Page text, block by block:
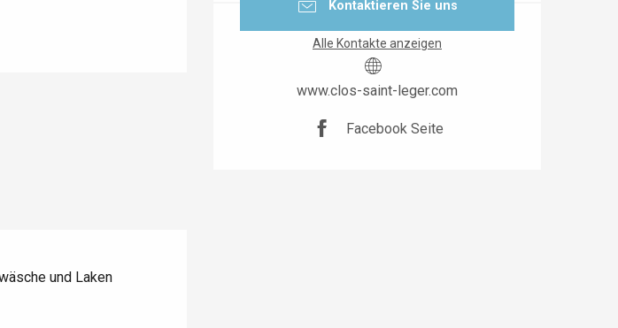
Kontaktieren Sie uns
Alle Kontakte anzeigen
www.clos-saint-leger.com
Facebook Seite
und Laken